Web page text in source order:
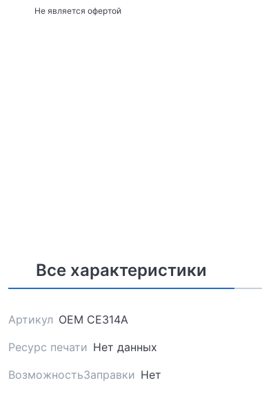
Не является офертой
Все характеристики
Артикул OEM CE314A
Ресурс печати Нет данных
ВозможностьЗаправки Нет